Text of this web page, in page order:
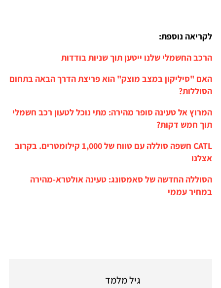
לקריאה נוספת:
הרכב החשמלי שלנו ייטען תוך שניות בודדות
האם "סיליקון במצב מוצק" הוא פריצת הדרך הבאה בתחום
הסוללות?
המרוץ אל טעינה סופר מהירה: מתי נוכל לטעון רכב חשמלי
תוך חמש דקות?
CATL חשפה סוללה עם טווח של 1,000 קילומטרים. בקרוב
אצלנו
הסוללה החדשה של סאמסונג: טעינה אולטרא-מהירה
במחיר עממי
גיל מלמד